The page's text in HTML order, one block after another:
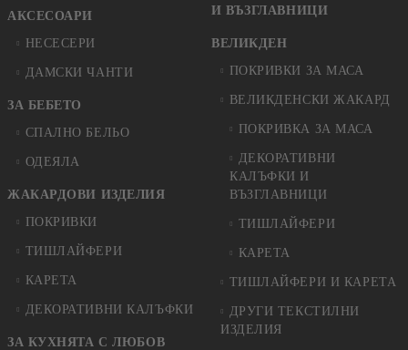
АКСЕСОАРИ
НЕСЕСЕРИ
ДАМСКИ ЧАНТИ
ЗА БЕБЕТО
СПАЛНО БЕЛЬО
ОДЕЯЛА
ЖАКАРДОВИ ИЗДЕЛИЯ
ПОКРИВКИ
ТИШЛАЙФЕРИ
КАРЕТА
ДЕКОРАТИВНИ КАЛЪФКИ
ЗА КУХНЯТА С ЛЮБОВ
И ВЪЗГЛАВНИЦИ
ВЕЛИКДЕН
ПОКРИВКИ ЗА МАСА
ВЕЛИКДЕНСКИ ЖАКАРД
ПОКРИВКА ЗА МАСА
ДЕКОРАТИВНИ
КАЛЪФКИ И
ВЪЗГЛАВНИЦИ
ТИШЛАЙФЕРИ
КАРЕТА
ТИШЛАЙФЕРИ И КАРЕТА
ДРУГИ ТЕКСТИЛНИ
ИЗДЕЛИЯ